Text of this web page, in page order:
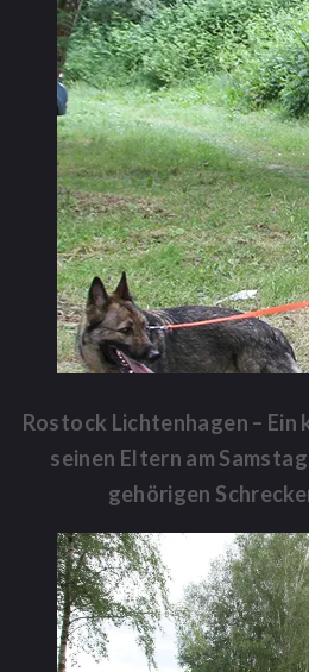
Rostock Lichtenhagen – Ein
seinen Eltern am
gehörigen